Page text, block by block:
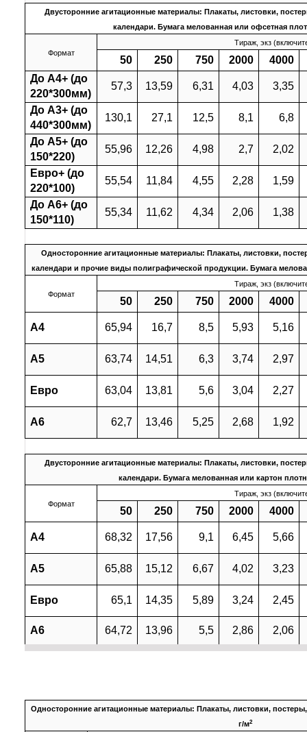
Двусторонние агитационные материалы: Плакаты, листовки,
календари. Бумага мелованная или офсетная
Формат
Тираж, экз
50 250 750 2000
4000
До А4+ (до
220*300мм)
57,3 13,59 6,31 4,03 3,35
До А3+ (до
440*300мм)
130,1 27,1 12,5 8,1 6,8
До А5+ (до
150*220)
55,96 12,26 4,98 2,7 2,02
Евро+ (до
220*100)
55,54 11,84 4,55 2,28 1,59
До А6+ (до
150*110)
55,34 11,62 4,34 2,06 1,38
Односторонние агитационные материалы: Плакаты, листовки,
календари и прочие виды полиграфической продукции. Бумага
Формат
Тираж, экз
50 250 750 2000 4000
А4 65,94 16,7 8,5 5,93 5,16
А5 63,74 14,51 6,3 3,74 2,97
Евро 63,04 13,81 5,6 3,04 2,27
А6 62,7 13,46 5,25 2,68 1,92
Двусторонние агитационные материалы: Плакаты, листовки,
календари. Бумага мелованная или картон
Формат
Тираж, экз
50 250 750 2000 4000
А4 68,32 17,56 9,1 6,45 5,66
А5 65,88 15,12 6,67 4,02 3,23
Евро 65,1 14,35 5,89 3,24 2,45
А6 64,72 13,96 5,5 2,86 2,06
Односторонние агитационные материалы: Плакаты, листовки,
г/м2